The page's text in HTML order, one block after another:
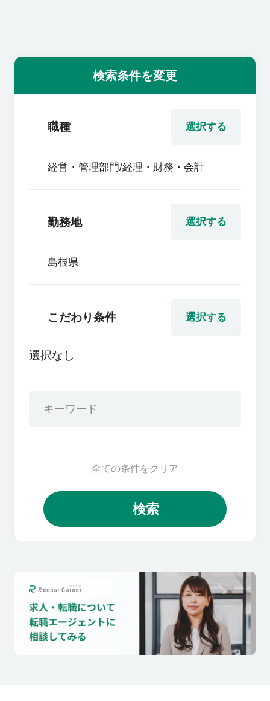
企業の担当者様
検索条件を変更
選択する
職種
経営・管理部門/経理・財務・会計
選択する
勤務地
島根県
選択する
こだわり条件
選択なし
全ての条件をクリア
検索